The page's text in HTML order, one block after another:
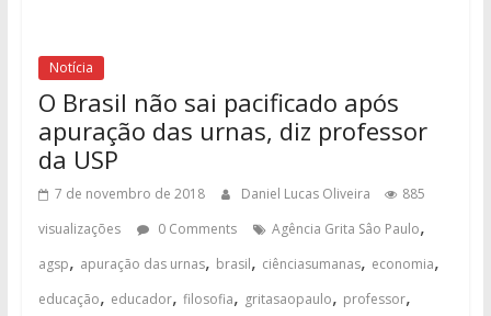
Notícia
O Brasil não sai pacificado após
apuração das urnas, diz professor
da USP
7 de novembro de 2018 Daniel Lucas Oliveira
885
visualizações
0 Comments Agência Grita Sâo Paulo,
agsp, apuração das urnas, brasil, ciênciasumanas, economia,
educação, educador, filosofia, gritasaopaulo, professor,